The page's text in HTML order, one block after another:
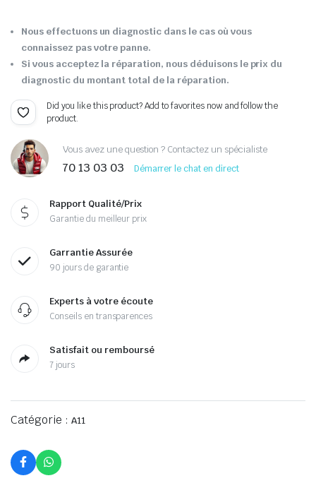
Nous effectuons un diagnostic dans le cas où vous
connaissez pas votre panne.
Si vous acceptez la réparation, nous déduisons le prix du
diagnostic du montant total de la réparation.
Did you like this product? Add to favorites now and follow the
product.
Vous avez une question ? Contactez un spécialiste
70 13 03 03 Démarrer le chat en direct
Rapport Qualité/Prix
Garantie du meilleur prix
Garrantie Assurée
90 jours de garantie
Experts à votre écoute
Conseils en transparences
Satisfait ou remboursé
7 jours
Catégorie : A11